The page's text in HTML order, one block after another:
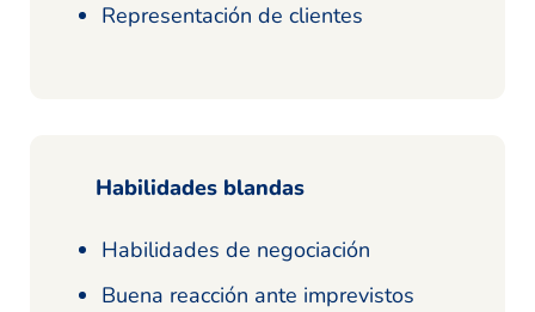
Representación de clientes
Habilidades blandas
Habilidades de negociación
Buena reacción ante imprevistos